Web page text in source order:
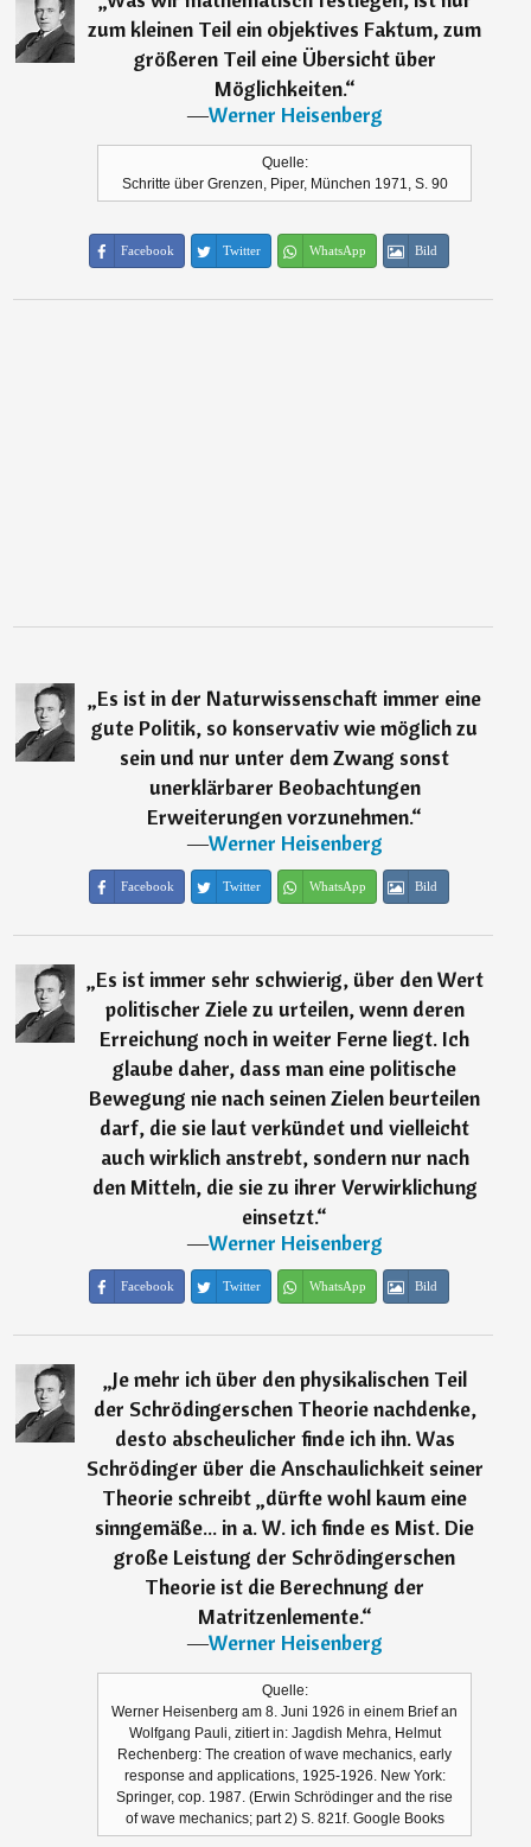
zum kleinen Teil ein objektives Faktum, zum
größeren Teil eine Übersicht über
Möglichkeiten.“
―Werner Heisenberg
Quelle:
Schritte über Grenzen, Piper, München 1971, S. 90
Facebook Twitter WhatsApp Bild
„Es ist in der Naturwissenschaft immer eine
gute Politik, so konservativ wie möglich zu
sein und nur unter dem Zwang sonst
unerklärbarer Beobachtungen
Erweiterungen vorzunehmen.“
―Werner Heisenberg
Facebook Twitter WhatsApp Bild
„Es ist immer sehr schwierig, über den Wert
politischer Ziele zu urteilen, wenn deren
Erreichung noch in weiter Ferne liegt. Ich
glaube daher, dass man eine politische
Bewegung nie nach seinen Zielen beurteilen
darf, die sie laut verkündet und vielleicht
auch wirklich anstrebt, sondern nur nach
den Mitteln, die sie zu ihrer Verwirklichung
einsetzt.“
―Werner Heisenberg
Facebook Twitter WhatsApp Bild
„Je mehr ich über den physikalischen Teil
der Schrödingerschen Theorie nachdenke,
desto abscheulicher finde ich ihn. Was
Schrödinger über die Anschaulichkeit seiner
Theorie schreibt „dürfte wohl kaum eine
sinngemäße... in a. W. ich finde es Mist. Die
große Leistung der Schrödingerschen
Theorie ist die Berechnung der
Matritzenlemente.“
―Werner Heisenberg
Quelle:
Werner Heisenberg am 8. Juni 1926 in einem Brief an
Wolfgang Pauli, zitiert in: Jagdish Mehra, Helmut
Rechenberg: The creation of wave mechanics, early
response and applications, 1925-1926. New York:
Springer, cop. 1987. (Erwin Schrödinger and the rise
of wave mechanics; part 2) S. 821f. Google Books